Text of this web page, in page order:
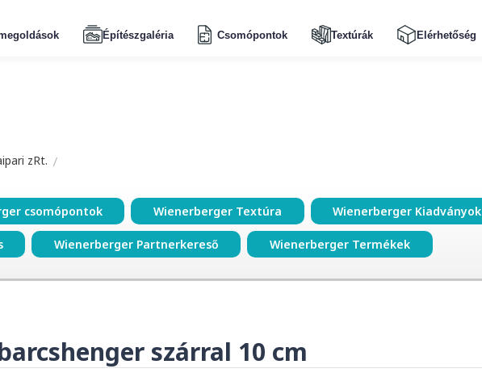
Építészgaléria Csomópontok Textúrák Elérhetőség
zRt.
csomópontok Wienerberger Textúra Wienerberger Kiadványok
Wienerberger Partnerkereső Wienerberger Termékek
szárral 10 cm